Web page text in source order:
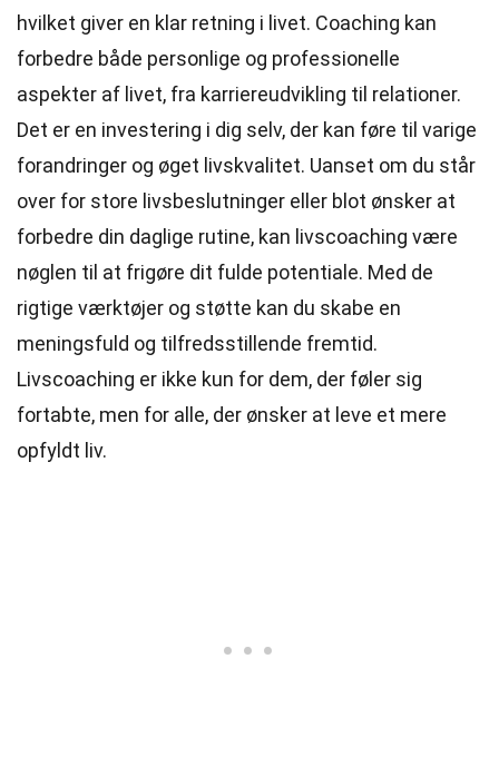
hvilket giver en klar retning i livet. Coaching kan
forbedre både personlige og professionelle
aspekter af livet, fra karriereudvikling til relationer.
Det er en investering i dig selv, der kan føre til varige
forandringer og øget livskvalitet. Uanset om du står
over for store livsbeslutninger eller blot ønsker at
forbedre din daglige rutine, kan livscoaching være
nøglen til at frigøre dit fulde potentiale. Med de
rigtige værktøjer og støtte kan du skabe en
meningsfuld og tilfredsstillende fremtid.
Livscoaching er ikke kun for dem, der føler sig
fortabte, men for alle, der ønsker at leve et mere
opfyldt liv.